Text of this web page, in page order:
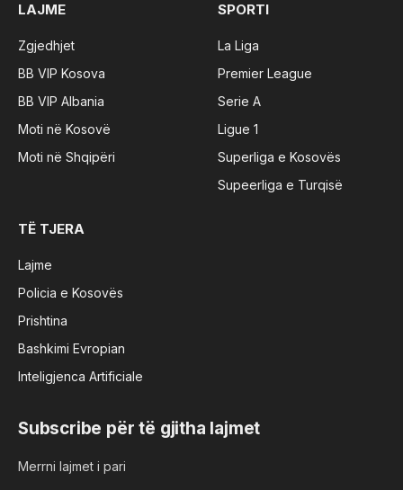
LAJME
Zgjedhjet
BB VIP Kosova
BB VIP Albania
Moti në Kosovë
Moti në Shqipëri
SPORTI
La Liga
Premier League
Serie A
Ligue 1
Superliga e Kosovës
Supeerliga e Turqisë
TË TJERA
Lajme
Policia e Kosovës
Prishtina
Bashkimi Evropian
Inteligjenca Artificiale
Subscribe për të gjitha lajmet
Merrni lajmet i pari